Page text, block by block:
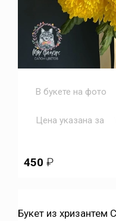
В букете на фото
Цена указана за
450 ₽
Букет из хризантем